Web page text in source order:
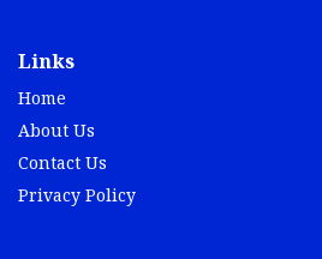
Links
Home
About Us
Contact Us
Privacy Policy